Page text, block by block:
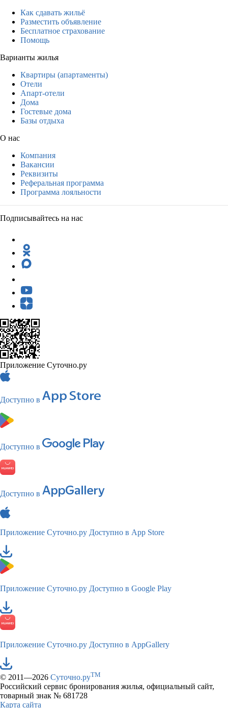
Как сдавать жильё
Разместить объявление
Бесплатное страхование
Помощь
Варианты жилья
Квартиры (апартаменты)
Отели
Апарт-отели
Дома
Гостевые дома
Базы отдыха
О нас
Компания
Вакансии
Реквизиты
Реферальная программа
Программа лояльности
Подписывайтесь на нас
Приложение Суточно.ру
Доступно в
Доступно в
Доступно в
Приложение Суточно.ру Доступно в App Store
Приложение Суточно.ру Доступно в Google Play
Приложение Суточно.ру Доступно в AppGallery
© 2011—2026 Суточно.руTM
Российский сервис бронирования жилья, официальный сайт,
товарный знак № 681728
Карта сайта